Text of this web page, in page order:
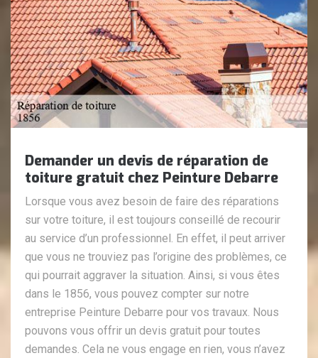
Demander un devis de réparation de
toiture gratuit chez Peinture Debarre
Lorsque vous avez besoin de faire des réparations
sur votre toiture, il est toujours conseillé de recourir
au service d’un professionnel. En effet, il peut arriver
que vous ne trouviez pas l’origine des problèmes, ce
qui pourrait aggraver la situation. Ainsi, si vous êtes
dans le 1856, vous pouvez compter sur notre
entreprise Peinture Debarre pour vos travaux. Nous
pouvons vous offrir un devis gratuit pour toutes
demandes. Cela ne vous engage en rien, vous n’avez